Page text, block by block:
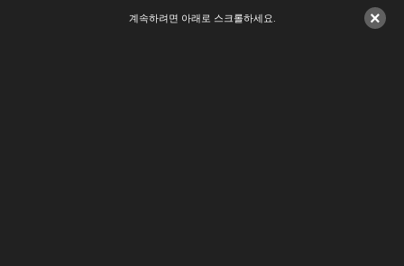
×
계속하려면 아래로 스크롤하세요.